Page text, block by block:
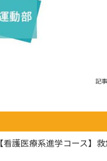
記
【看護医療系進学コース】